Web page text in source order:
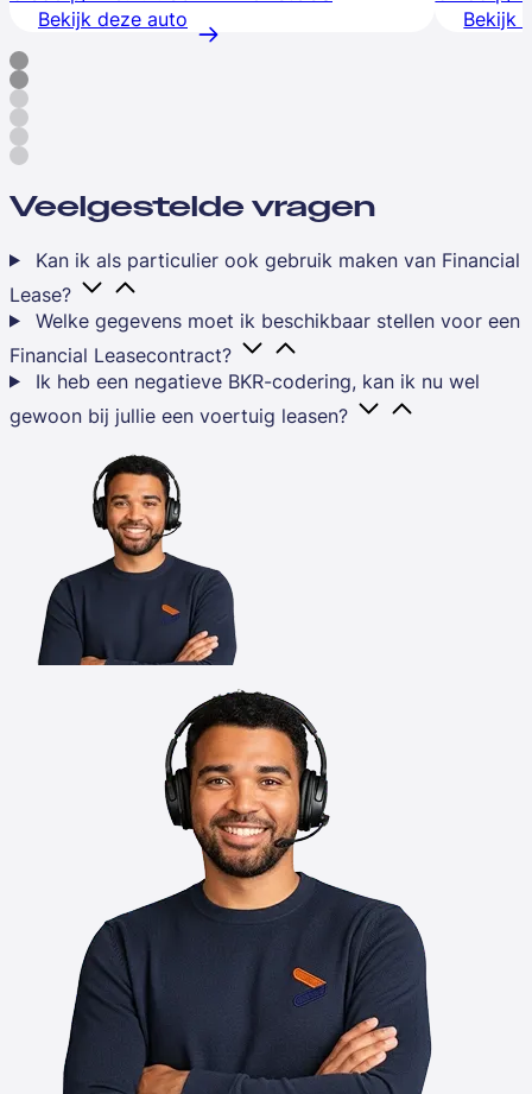
Bekijk deze auto
Bekijk
Veelgestelde vragen
Kan ik als particulier ook gebruik maken van Financial
Lease?
Welke gegevens moet ik beschikbaar stellen voor een
Financial Leasecontract?
Ik heb een negatieve BKR-codering, kan ik nu wel
gewoon bij jullie een voertuig leasen?